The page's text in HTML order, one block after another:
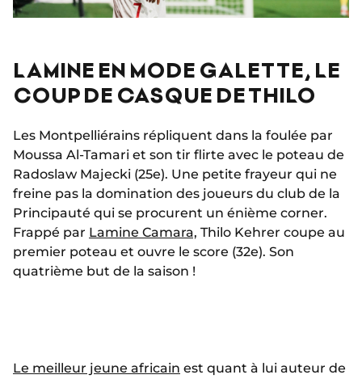
LAMINE EN MODE GALETTE, LE
COUP DE CASQUE DE THILO
Les Montpelliérains répliquent dans la foulée par
Moussa Al-Tamari et son tir flirte avec le poteau de
Radoslaw Majecki (25e). Une petite frayeur qui ne
freine pas la domination des joueurs du club de la
Principauté qui se procurent un énième corner.
Frappé par Lamine Camara, Thilo Kehrer coupe au
premier poteau et ouvre le score (32e). Son
quatrième but de la saison !
Le meilleur jeune africain est quant à lui auteur de